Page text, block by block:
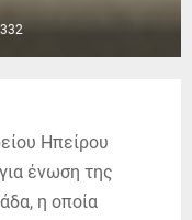
332
Ηπείρου
ένωση της
η οποία